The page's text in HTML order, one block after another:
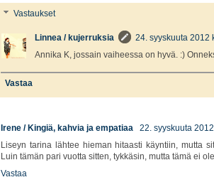
Vastaukset
Linnea / kujerruksia
24. syyskuuta 2012
Annika K, jossain vaiheessa on hyvä. :)
Vastaa
Irene / Kingiä, kahvia ja empatiaa
22. syyskuuta
Liseyn tarina lähtee hieman hitaasti käyntiin, mutta
Luin tämän pari vuotta sitten, tykkäsin, mutta tämä ei
Vastaa